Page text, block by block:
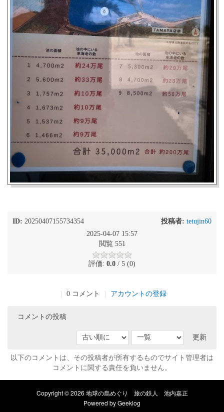
ID: 20250407155734354 投稿者: tetujin60
2025-04-07 15:57
閲覧 551
評価: 0.0 / 5 (0)
0 コメント アカウントの登録
コメントの投稿
更新
以下のコメントは、その投稿者が所有するものでサイト管理者は
コメントに関する責任を負いません。
Copyright © 2026 地球の島めぐり 旅の鉄人 池内嘉正
Powered byGeeklog